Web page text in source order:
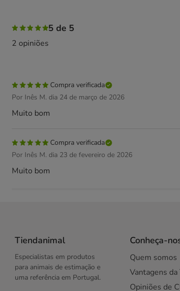
5 de 5
2 opiniões
Compra verificada
Por Inês M. dia 24 de março de 2026
Muito bom
Compra verificada
Por Inês M. dia 23 de fevereiro de 2026
Muito bom
Tiendanimal
Especialistas em produtos
para animais de estimação e
uma referência em Portugal.
Conheça-
Quem somos
Vantagens
Opiniões de